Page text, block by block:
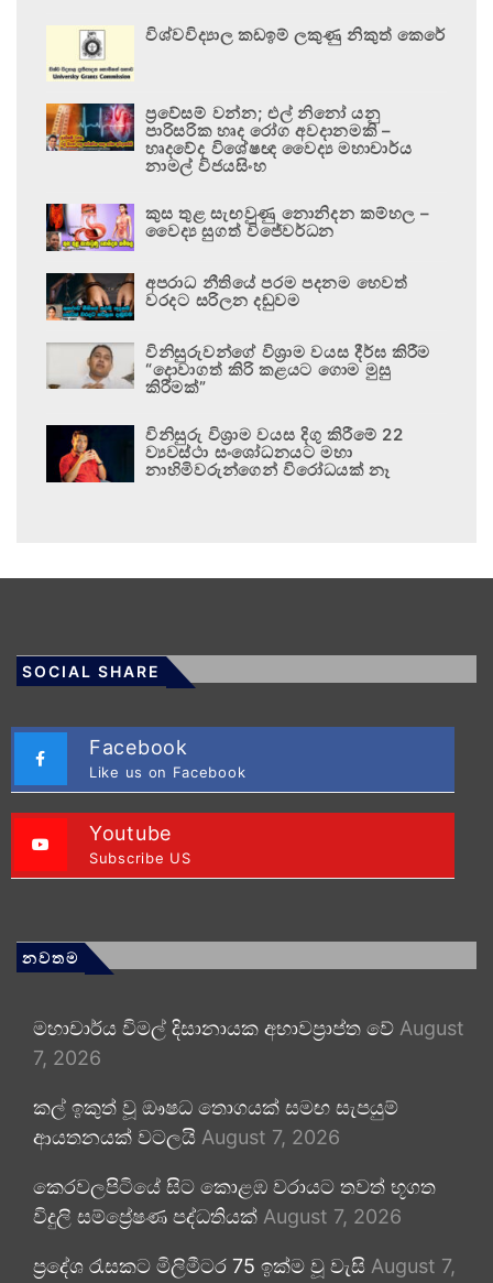
විශ්වවිද්‍යාල කඩඉම් ලකුණු නිකුත් කෙරේ
ප්‍රවේසම් වන්න; එල් නිනෝ යනු
පාරිසරික හෘද රෝග අවදානමකි –
හෘදවේද විශේෂඥ වෛද්‍ය මහාචාර්ය
නාමල් විජයසිංහ
කුස තුළ සැඟවුණු නොනිදන කම්හල –
වෛද්‍ය සුගත් විජේවර්ධන
අපරාධ නීතියේ පරම පදනම හෙවත්
වරදට සරිලන දඬුවම
විනිසුරුවන්ගේ විශ්‍රාම වයස දීර්ඝ කිරීම
“දොවාගත් කිරි කළයට ගොම මුසු
කිරීමක්”
විනිසුරු විශ්‍රාම වයස දිගු කිරීමේ 22
ව්‍යවස්ථා සංශෝධනයට මහා
නාහිමිවරුන්ගෙන් විරෝධයක් නෑ
SOCIAL SHARE
Facebook
Like us on Facebook
Youtube
Subscribe US
නවතම
මහාචාර්ය විමල් දිසානායක අභාවප්‍රාප්ත වේ August
7, 2026
කල් ඉකුත් වූ ඖෂධ තොගයක් සමඟ සැපයුම්
ආයතනයක් වටලයි August 7, 2026
කෙරවලපිටියේ සිට කොළඹ වරායට තවත් භූගත
විදුලි සම්ප්‍රේෂණ පද්ධතියක් August 7, 2026
ප්‍රදේශ රැසකට මිලිමීටර 75 ඉක්ම වූ වැසි August 7,